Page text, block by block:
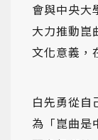
會與中央大
大力推動崑
文化意義，
白先勇從自
為「崑曲是